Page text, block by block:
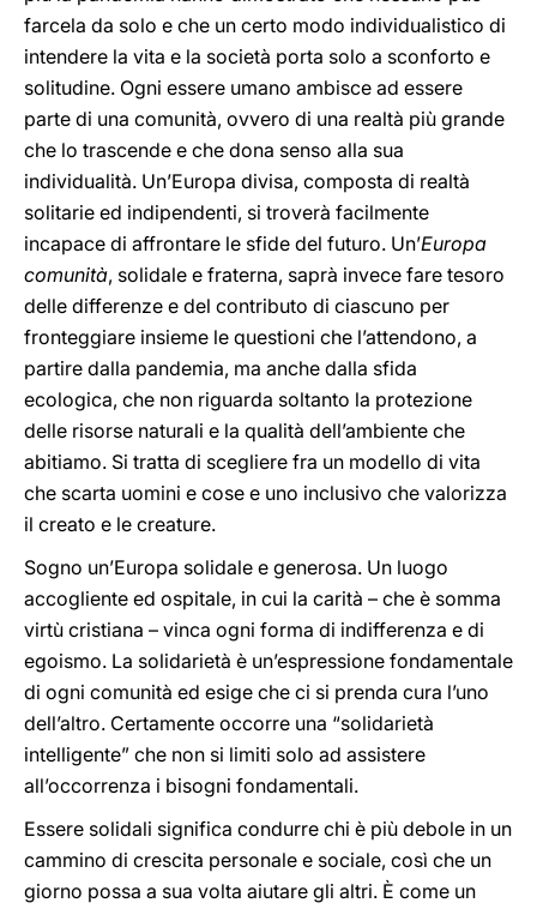
farcela da solo e che un certo modo individualistico di
intendere la vita e la società porta solo a sconforto e
solitudine. Ogni essere umano ambisce ad essere
parte di una comunità, ovvero di una realtà più grande
che lo trascende e che dona senso alla sua
individualità. Un’Europa divisa, composta di realtà
solitarie ed indipendenti, si troverà facilmente
incapace di affrontare le sfide del futuro. Un’Europa
comunità, solidale e fraterna, saprà invece fare tesoro
delle differenze e del contributo di ciascuno per
fronteggiare insieme le questioni che l’attendono, a
partire dalla pandemia, ma anche dalla sfida
ecologica, che non riguarda soltanto la protezione
delle risorse naturali e la qualità dell’ambiente che
abitiamo. Si tratta di scegliere fra un modello di vita
che scarta uomini e cose e uno inclusivo che valorizza
il creato e le creature.
Sogno un’Europa solidale e generosa. Un luogo
accogliente ed ospitale, in cui la carità – che è somma
virtù cristiana – vinca ogni forma di indifferenza e di
egoismo. La solidarietà è un’espressione fondamentale
di ogni comunità ed esige che ci si prenda cura l’uno
dell’altro. Certamente occorre una “solidarietà
intelligente” che non si limiti solo ad assistere
all’occorrenza i bisogni fondamentali.
Essere solidali significa condurre chi è più debole in un
cammino di crescita personale e sociale, così che un
giorno possa a sua volta aiutare gli altri. È come un